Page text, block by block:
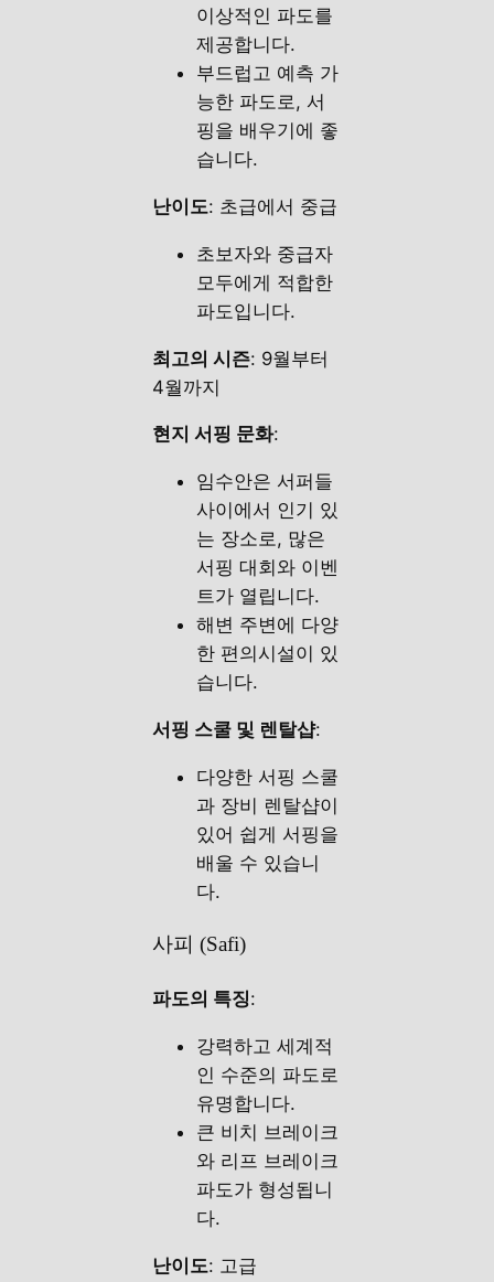
이상적인 파도를
제공합니다.
부드럽고 예측 가
능한 파도로, 서
핑을 배우기에 좋
습니다.
난이도: 초급에서 중급
초보자와 중급자
모두에게 적합한
파도입니다.
최고의 시즌: 9월부터
4월까지
현지 서핑 문화:
임수안은 서퍼들
사이에서 인기 있
는 장소로, 많은
서핑 대회와 이벤
트가 열립니다.
해변 주변에 다양
한 편의시설이 있
습니다.
서핑 스쿨 및 렌탈샵:
다양한 서핑 스쿨
과 장비 렌탈샵이
있어 쉽게 서핑을
배울 수 있습니
다.
사피 (Safi)
파도의 특징:
강력하고 세계적
인 수준의 파도로
유명합니다.
큰 비치 브레이크
와 리프 브레이크
파도가 형성됩니
다.
난이도: 고급